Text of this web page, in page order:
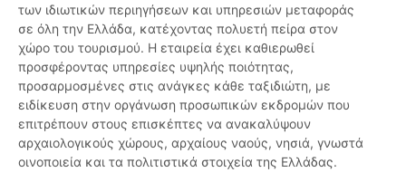
των ιδιωτικών περιηγήσεων και υπηρεσιών μεταφοράς
σε όλη την Ελλάδα, κατέχοντας πολυετή πείρα στον
χώρο του τουρισμού. Η εταιρεία έχει καθιερωθεί
προσφέροντας υπηρεσίες υψηλής ποιότητας,
προσαρμοσμένες στις ανάγκες κάθε ταξιδιώτη, με
ειδίκευση στην οργάνωση προσωπικών εκδρομών που
επιτρέπουν στους επισκέπτες να ανακαλύψουν
αρχαιολογικούς χώρους, αρχαίους ναούς, νησιά, γνωστά
οινοποιεία και τα πολιτιστικά στοιχεία της Ελλάδας.